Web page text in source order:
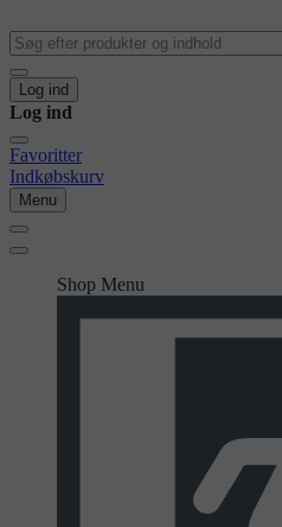
Log ind
Log ind
Favoritter
Indkøbskurv
Menu
Shop Menu